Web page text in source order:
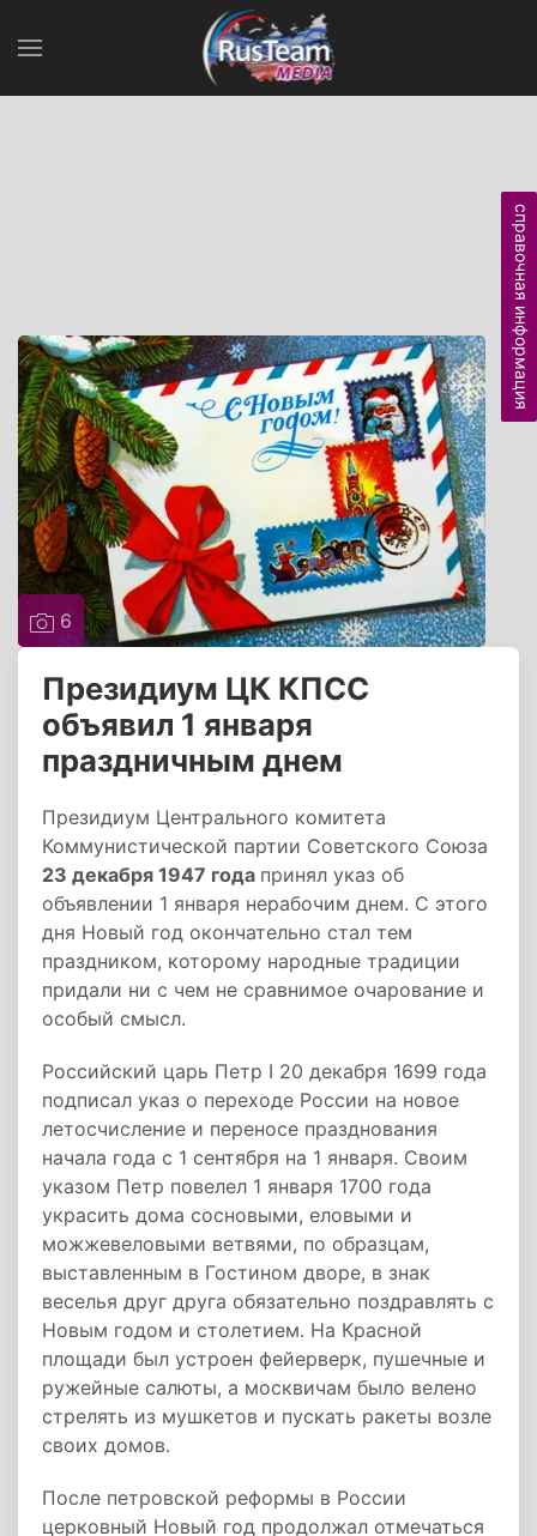
6
Президиум ЦК КПСС
объявил 1 января
праздничным днем
Президиум Центрального комитета
Коммунистической партии Советского Союза
23 декабря 1947 года принял указ об
объявлении 1 января нерабочим днем. С этого
дня Новый год окончательно стал тем
праздником, которому народные традиции
придали ни с чем не сравнимое очарование и
особый смысл.
Российский царь Петр I 20 декабря 1699 года
подписал указ о переходе России на новое
летосчисление и переносе празднования
начала года с 1 сентября на 1 января. Своим
указом Петр повелел 1 января 1700 года
украсить дома сосновыми, еловыми и
можжевеловыми ветвями, по образцам,
выставленным в Гостином дворе, в знак
веселья друг друга обязательно поздравлять с
Новым годом и столетием. На Красной
площади был устроен фейерверк, пушечные и
ружейные салюты, а москвичам было велено
стрелять из мушкетов и пускать ракеты возле
своих домов.
После петровской реформы в России
церковный Новый год продолжал отмечаться
справочная информация